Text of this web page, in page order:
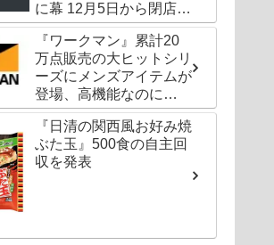
に幕 12月5日から閉店セ
ールも
『ワークマン』累計20
万点販売の大ヒットシリ
ーズにメンズアイテムが
登場、高機能なのに
1000円以下〜の圧倒的
コスパ
『日清の関西風お好み焼
ぶた玉』500食の自主回
収を発表